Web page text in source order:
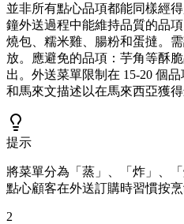
並非所有點心品項都能同樣經
鐘外送過程中能維持品質的品
燒包、糯米雞、腸粉和蛋撻。
放。應避免的品項：芋角等酥
出。外送菜單限制在 15-20 個
和馬來文描述以在馬來西亞獲得
提示
將菜單分為「蒸」、「炸」、
點心顧客在外送訂購時習慣按烹
2